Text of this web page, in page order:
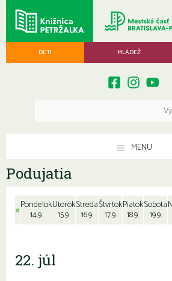
DETI MLÁDEŽ
MENU
Podujatia
«Pondelok
14.9.
Utorok
15.9.
Streda
16.9.
Štvrtok
17.9.
Piatok
18.9.
Sobota
19.9.
22. júl